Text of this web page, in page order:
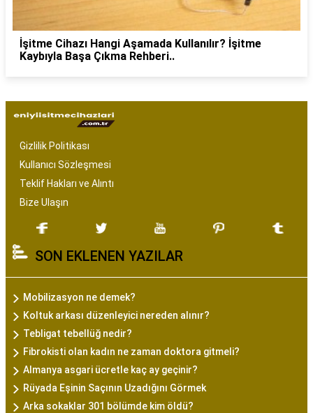
İşitme Cihazı Hangi Aşamada Kullanılır? İşitme
Kaybıyla Başa Çıkma Rehberi..
Gizlilik Politikası
Kullanıcı Sözleşmesi
Teklif Hakları ve Alıntı
Bize Ulaşın
SON EKLENEN YAZILAR
Mobilizasyon ne demek?
Koltuk arkası düzenleyici nereden alınır?
Tebligat tebellüğ nedir?
Fibrokisti olan kadın ne zaman doktora gitmeli?
Almanya asgari ücretle kaç ay geçinir?
Rüyada Eşinin Saçının Uzadığını Görmek
Arka sokaklar 301 bölümde kim öldü?